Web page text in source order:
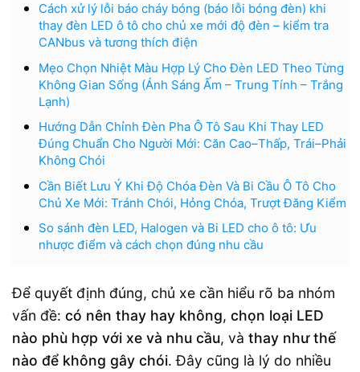
Cách xử lý lỗi báo cháy bóng (báo lỗi bóng đèn) khi
thay đèn LED ô tô cho chủ xe mới độ đèn – kiểm tra
CANbus và tương thích điện
Mẹo Chọn Nhiệt Màu Hợp Lý Cho Đèn LED Theo Từng
Không Gian Sống (Ánh Sáng Ấm – Trung Tính – Trắng
Lạnh)
Hướng Dẫn Chỉnh Đèn Pha Ô Tô Sau Khi Thay LED
Đúng Chuẩn Cho Người Mới: Căn Cao–Thấp, Trái–Phải
Không Chói
Cần Biết Lưu Ý Khi Độ Chóa Đèn Và Bi Cầu Ô Tô Cho
Chủ Xe Mới: Tránh Chói, Hỏng Chóa, Trượt Đăng Kiểm
So sánh đèn LED, Halogen và Bi LED cho ô tô: Ưu
nhược điểm và cách chọn đúng nhu cầu
Để quyết định đúng, chủ xe cần hiểu rõ ba nhóm
vấn đề: có nên thay hay không, chọn loại LED
nào phù hợp với xe và nhu cầu, và thay như thế
nào để không gây chói. Đây cũng là lý do nhiều